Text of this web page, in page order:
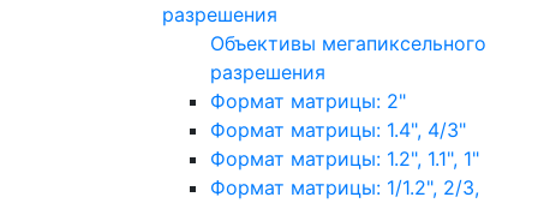
разрешения
Объективы мегапиксельного
разрешения
Формат матрицы: 2"
Формат матрицы: 1.4", 4/3"
Формат матрицы: 1.2", 1.1", 1"
Формат матрицы: 1/1.2", 2/3,